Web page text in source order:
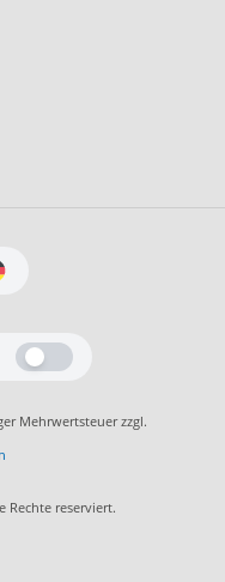
Mehrwertsteuer zzgl.
reserviert.